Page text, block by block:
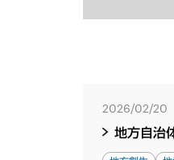
2026/02/20
地方自治